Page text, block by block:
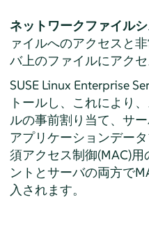
ネットワークファイル
ァイルへのアクセスと
バ上のファイルにアク
SUSE Linux Enterprise
トールし、これにより
ルの事前割り当て、サ
アプリケーションデー
須アクセス制御(MAC)
ントとサーバの両方で
入されます。